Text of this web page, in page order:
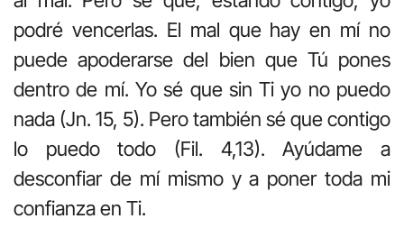
podré vencerlas. El mal que hay en mí no
puede apoderarse del bien que Tú pones
dentro de mí. Yo sé que sin Ti yo no puedo
nada (Jn. 15, 5). Pero también sé que contigo
lo puedo todo (Fil. 4,13). Ayúdame a
desconfiar de mí mismo y a poner toda mi
confianza en Ti.